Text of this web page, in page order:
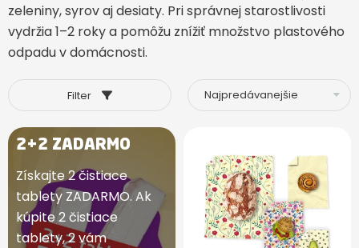
zeleniny, syrov aj desiaty. Pri správnej starostlivosti
vydržia 1–2 roky a pomôžu znížiť množstvo plastového
odpadu v domácnosti.
Filter
2+2 ZADARMO
Získajte 2 čistiace
tablety ZADARMO. Ak
kúpite 2 čistiace
tablety, 2 vám